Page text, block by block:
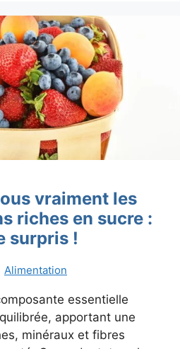
vraiment les
riches en sucre :
surpris !
Alimentation
essentielle
apportant une
minéraux et fibres